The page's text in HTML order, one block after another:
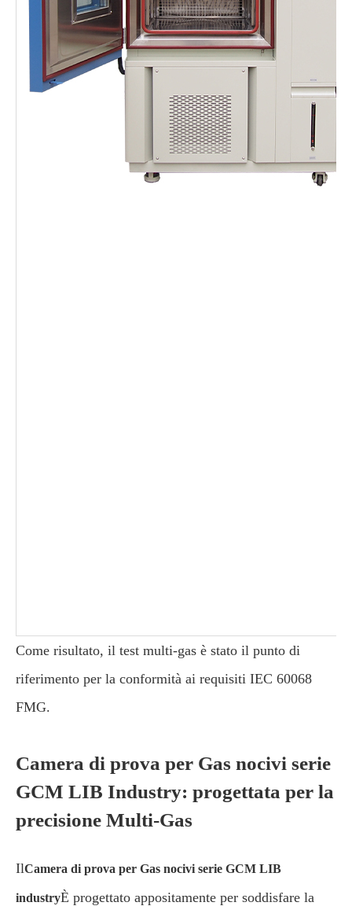
Come risultato, il test multi-gas è stato il punto di
riferimento per la conformità ai requisiti IEC 60068
FMG.
Camera di prova per Gas nocivi serie
GCM LIB Industry: progettata per la
precisione Multi-Gas
IlCamera di prova per Gas nocivi serie GCM LIB
industryÈ progettato appositamente per soddisfare la